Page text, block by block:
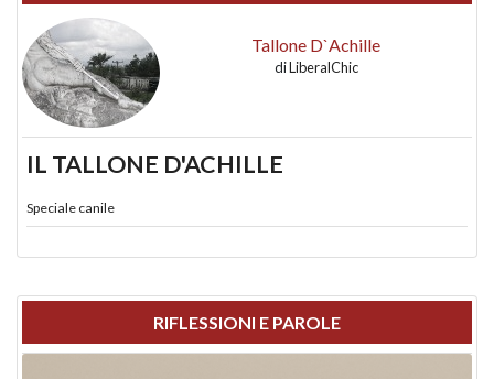
Tallone D`Achille
diLiberalChic
IL TALLONE D'ACHILLE
Speciale canile
RIFLESSIONI E PAROLE